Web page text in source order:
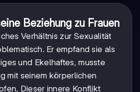
Beziehung zu Frauen
Verhältnis zur Sexualität
Er empfand sie als
und Ekelhaftes, musste
mit seinem körperlichen
Dieser innere Konflikt